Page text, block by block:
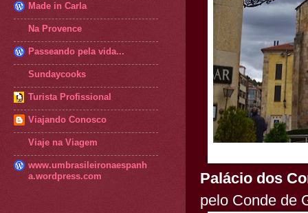
Palácio dos
pelo Conde de
Made in Carla
Na Provence
Passeando pela vida...
Sundaycooks
Turista Profissional
Viajando Conosco
Viaje na Viagem
www.umbrasileironaespanh
a.wordpress.com